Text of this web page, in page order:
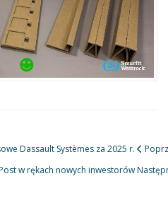
Dassault Systèmes za 2025 r.
w rękach nowych inwestorów